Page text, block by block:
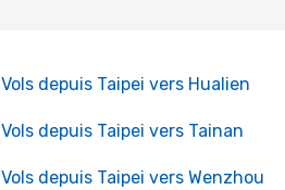
Vols depuis Taipei vers Hualien
Vols depuis Taipei vers Tainan
Vols depuis Taipei vers Wenzhou